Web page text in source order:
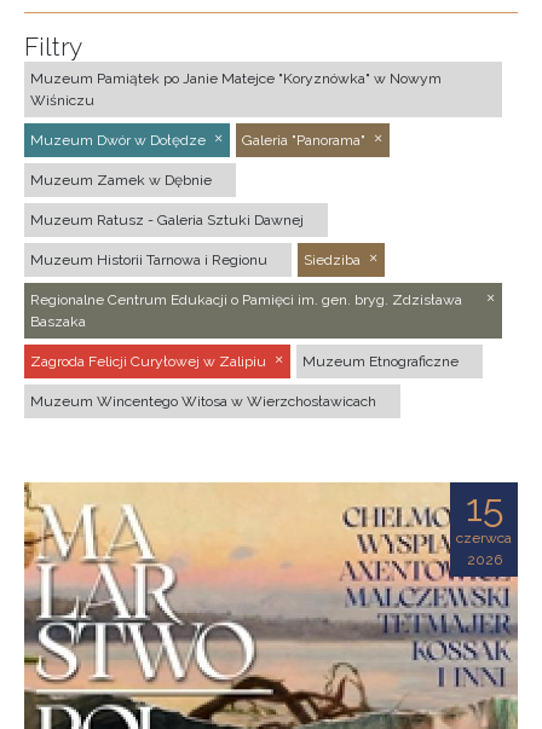
Filtry
Muzeum Pamiątek po Janie Matejce "Koryznówka" w Nowym
Wiśniczu
Muzeum Dwór w Dołędze Galeria "Panorama"
Muzeum Zamek w Dębnie
Muzeum Ratusz - Galeria Sztuki Dawnej
Muzeum Historii Tarnowa i Regionu Siedziba
Regionalne Centrum Edukacji o Pamięci im. gen. bryg. Zdzisława
Baszaka
Zagroda Felicji Curyłowej w Zalipiu Muzeum Etnograficzne
Muzeum Wincentego Witosa w Wierzchosławicach
15
czerwca
2026